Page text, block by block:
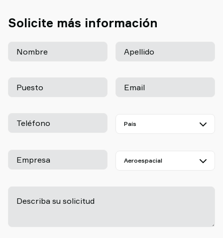
Solicite más información
Nombre Apellido
Puesto Email
Teléfono
Empresa
Describa su solicitud